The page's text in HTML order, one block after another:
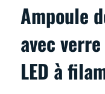
Ampoule
avec
LED à